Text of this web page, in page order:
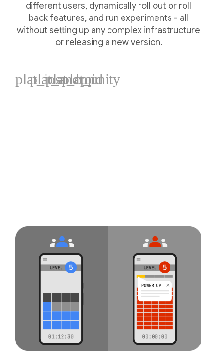
different users, dynamically roll out or roll
back features, and run experiments - all
without setting up any complex infrastructure
or releasing a new version.
plat_ios
plat_android
plat_cpp
plat_unity